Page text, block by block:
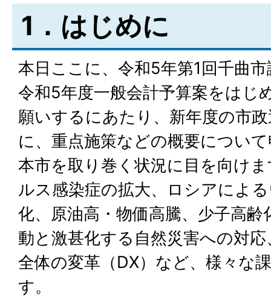
1．はじめに
本日ここに、令和5年第1回千曲
令和5年度一般会計予算案をはじ
願いするにあたり、新年度の市
に、重点施策などの概要につい
本市を取り巻く状況に目を向け
ルス感染症の拡大、ロシアによ
化、原油高・物価高騰、少子高齢
動と激甚化する自然災害への対
全体の変革（DX）など、様々な
す。